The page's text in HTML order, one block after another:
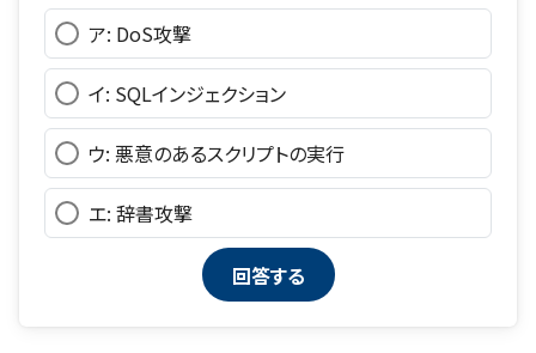
ア: DoS攻撃
イ: SQLインジェクション
ウ: 悪意のあるスクリプトの実行
エ: 辞書攻撃